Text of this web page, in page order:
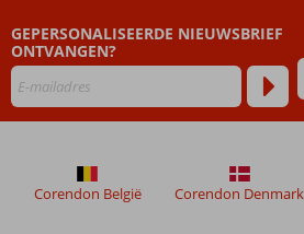
GEPERSONALISEERDE NIEUWSBRIEF
ONTVANGEN?
Corendon België Corendon Denmark